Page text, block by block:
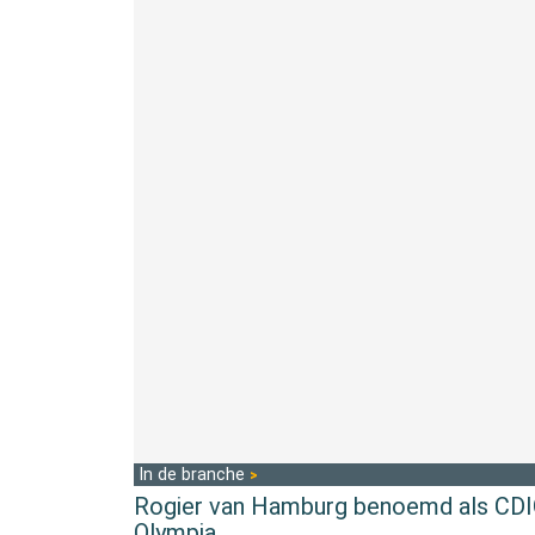
In de branche
Rogier van Hamburg benoemd als